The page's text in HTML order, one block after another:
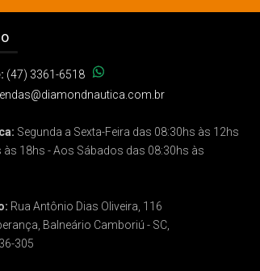
(47) 3361-6518
Segunda a Sexta-Feira das 08:30hs às 12hs
às 18hs - Aos Sábados das 08:30hs às
Rua Antônio Dias Oliveira, 116
Balneário Camboriú - SC,
305